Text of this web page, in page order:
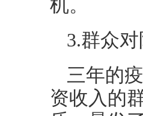
机。
3.群众
三年的
资收入的